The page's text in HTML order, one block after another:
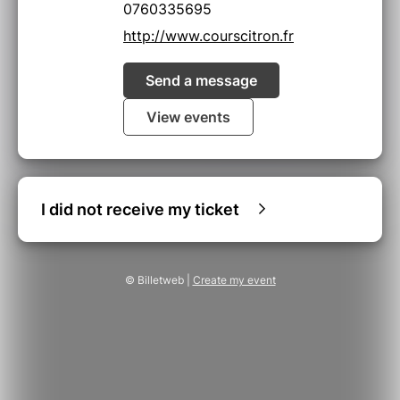
charge.
remboursement possible.
0760335695
http://www.courscitron.fr
Send a message
View events
I did not receive my ticket
© Billetweb | Create my event